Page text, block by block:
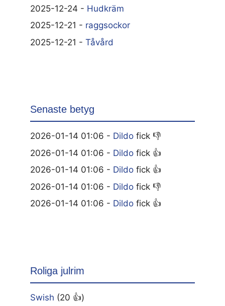
2025-12-24 - Hudkräm
2025-12-21 - raggsockor
2025-12-21 - Tåvård
Senaste betyg
2026-01-14 01:06 - Dildo fick 👎
2026-01-14 01:06 - Dildo fick 👍
2026-01-14 01:06 - Dildo fick 👍
2026-01-14 01:06 - Dildo fick 👎
2026-01-14 01:06 - Dildo fick 👍
Roliga julrim
Swish (20 👍)